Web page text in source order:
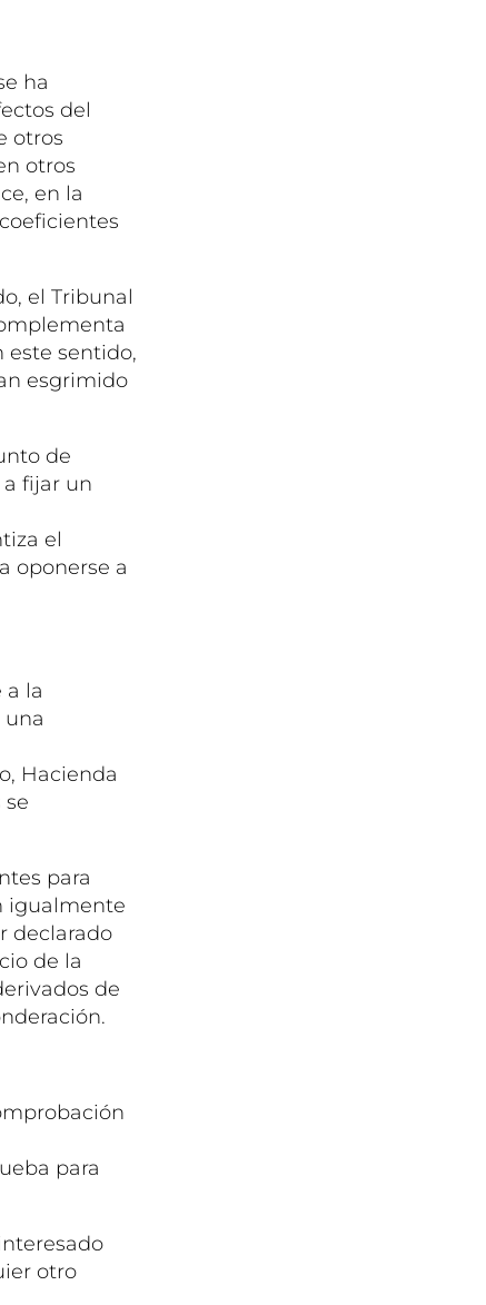
ha
del
otros
otros
en la
el Tribunal
sentido,
esgrimido
de
fijar un
el
oponerse a
a la
Hacienda
para
igualmente
declarado
de la
de
para
otro